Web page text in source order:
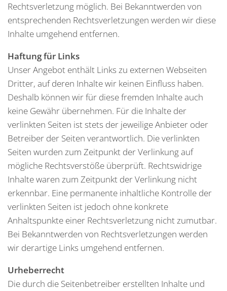
Rechtsverletzung möglich. Bei Bekanntwerden von
entsprechenden Rechtsverletzungen werden wir diese
Inhalte umgehend entfernen.
Haftung für Links
Unser Angebot enthält Links zu externen Webseiten
Dritter, auf deren Inhalte wir keinen Einfluss haben.
Deshalb können wir für diese fremden Inhalte auch
keine Gewähr übernehmen. Für die Inhalte der
verlinkten Seiten ist stets der jeweilige Anbieter oder
Betreiber der Seiten verantwortlich. Die verlinkten
Seiten wurden zum Zeitpunkt der Verlinkung auf
mögliche Rechtsverstöße überprüft. Rechtswidrige
Inhalte waren zum Zeitpunkt der Verlinkung nicht
erkennbar. Eine permanente inhaltliche Kontrolle der
verlinkten Seiten ist jedoch ohne konkrete
Anhaltspunkte einer Rechtsverletzung nicht zumutbar.
Bei Bekanntwerden von Rechtsverletzungen werden
wir derartige Links umgehend entfernen.
Urheberrecht
Die durch die Seitenbetreiber erstellten Inhalte und